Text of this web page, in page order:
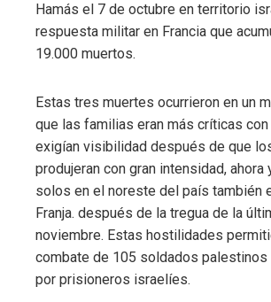
Hamás el 7 de octubre en territorio
respuesta militar en Francia que
19.000 muertos.
Estas tres muertes ocurrieron en un
que las familias eran más críticas
exigían visibilidad después de que
produjeran con gran intensidad, ahora
solos en el noreste del país también
Franja. después de la tregua de la
noviembre. Estas hostilidades
combate de 105 soldados palestinos
por prisioneros israelíes.